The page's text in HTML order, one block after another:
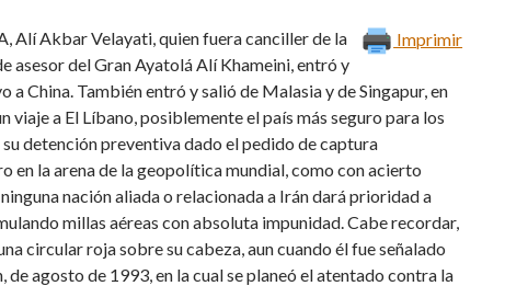
Imprimir
Alí Akbar Velayati, quien fuera canciller de la
asesor del Gran Ayatolá Alí Khameini, entró y
a China. También entró y salió de Malasia y de Singapur, en
a El Líbano, posiblemente el país más seguro para los
detención preventiva dado el pedido de captura
en la arena de la geopolítica mundial, como con acierto
nación aliada o relacionada a Irán dará prioridad a
millas aéreas con absoluta impunidad. Cabe recordar,
circular roja sobre su cabeza, aun cuando él fue señalado
agosto de 1993, en la cual se planeó el atentado contra la